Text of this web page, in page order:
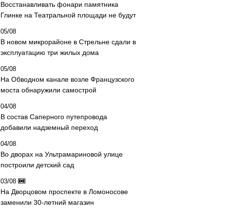
Восстанавливать фонари памятника
Глинке на Театральной площади не будут
05/08
В новом микрорайоне в Стрельне сдали в
эксплуатацию три жилых дома
05/08
На Обводном канале возле Французского
моста обнаружили самострой
04/08
В состав Саперного путепровода
добавили надземный переход
04/08
Во дворах на Ультрамариновой улице
построили детский сад
03/08
На Дворцовом проспекте в Ломоносове
заменили 30-летний магазин